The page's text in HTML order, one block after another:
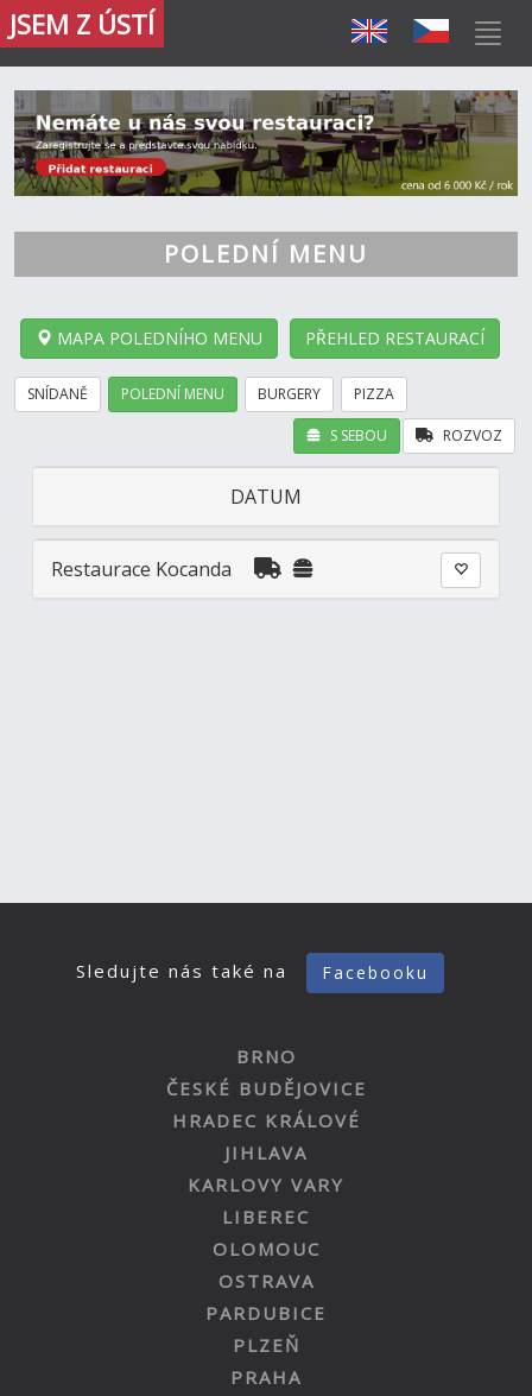
JSEM Z ÚSTÍ
POLEDNÍ MENU
MAPA POLEDNÍHO MENU PŘEHLED RESTAURACÍ
SNÍDANĚ POLEDNÍ MENU BURGERY PIZZA
ROZVOZ
S SEBOU
DATUM
Restaurace Kocanda
Sledujte nás také na Facebooku
BRNO
ČESKÉ BUDĚJOVICE
HRADEC KRÁLOVÉ
JIHLAVA
KARLOVY VARY
LIBEREC
OLOMOUC
OSTRAVA
PARDUBICE
PLZEŇ
PRAHA